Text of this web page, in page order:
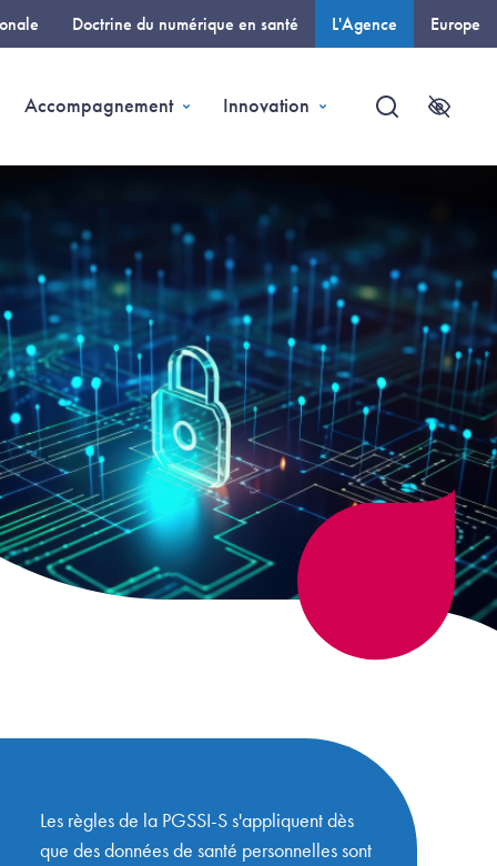
Doctrine du numérique en santé L'Agence Europe
courante)
Accompagnement Innovation
Recherche
Les règles de la PGSSI-S s'appliquent dès
que des données de santé personnelles sont